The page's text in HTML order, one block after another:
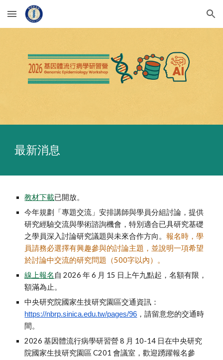
Skip to main content Skip to navigation
最新消息
教材下載已開放。
今年規劃「專題交流」安排講師與學員分組討論，提供
研究經驗交流與學術諮詢機會，特別適合已具研究基礎
之學員深入討論研究議題與未來合作方向。報名時，學
員請務必選擇有興趣參與的討論主題，並說明一項希望
於討論中交流的研究問題（500字以內）。
線上報名 自 2026 年 6 月 15 日上午九點起，名額有限，
額滿為止。
中央研究院國家生技研究園區交通資訊：
https://nbrp.sinica.edu.tw/pages/96 ，請留意您的交通時
間。
2026 基因體流行病學研習營 8 月 10-14 日在中央研究
院國家生技研究園區 C201 會議室，歡迎踴躍報名參